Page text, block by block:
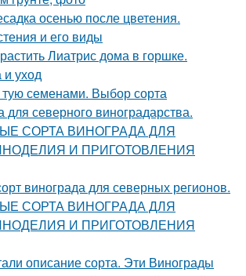
осенью после цветения.
и его виды
Лиатрис дома в горшке.
и уход
тую семенами. Выбор сорта
северного виноградарства.
СОРТА ВИНОГРАДА ДЛЯ
И ПРИГОТОВЛЕНИЯ
винограда для северных регионов.
СОРТА ВИНОГРАДА ДЛЯ
И ПРИГОТОВЛЕНИЯ
описание сорта. Эти Винограды